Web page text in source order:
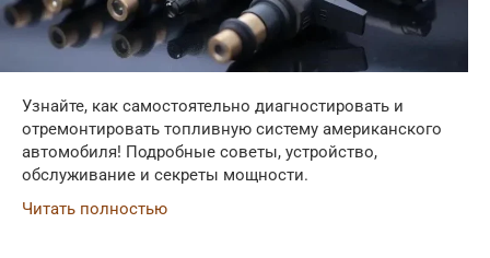
Узнайте, как самостоятельно диагностировать и
отремонтировать топливную систему американского
автомобиля! Подробные советы, устройство,
обслуживание и секреты мощности.
Читать полностью